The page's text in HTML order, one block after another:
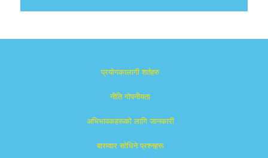
प्रयोगकालागी शर्तहरु
नीति गोपनीयता
अभिभावकहरूको लागि जानकारी
बारम्वार साेधिने प्रश्नहरू